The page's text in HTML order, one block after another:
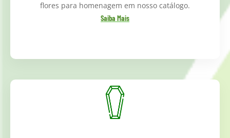
flores para homenagem em nosso catálogo.
Saiba Mais